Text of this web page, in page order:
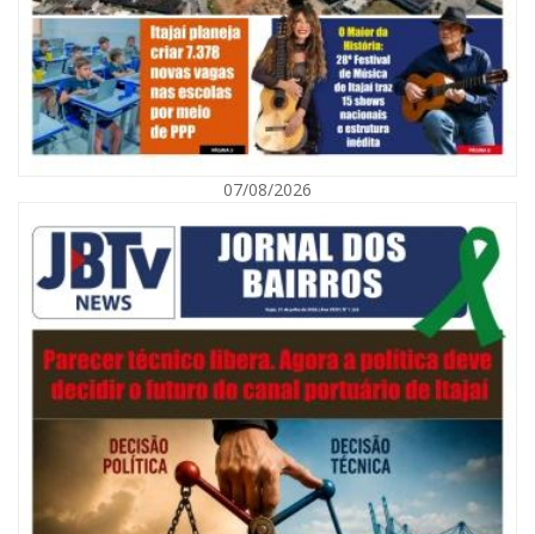
Município de Itajaí entrega títulos de propriedade a famílias da Itaipava
pelo Programa Lar Legal
CULTURA
07/08/2026